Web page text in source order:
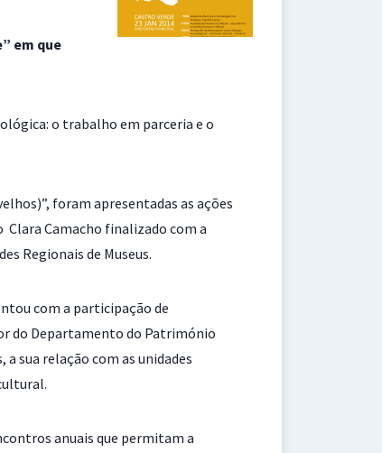
em que
o trabalho em parceria e o
foram apresentadas as ações
Clara Camacho finalizado com a
Regionais de Museus.
com a participação de
do Departamento do Património
sua relação com as unidades
anuais que permitam a